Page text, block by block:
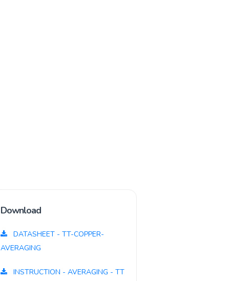
Download
DATASHEET - TT-COPPER-
AVERAGING
INSTRUCTION - AVERAGING - TT